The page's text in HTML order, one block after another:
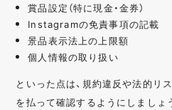
賞品設定（特に現金・金券）
Instagramの免責事項の記載
景品表示法上の上限額
個人情報の取り扱い
といった点は、規約違反や法的リ
を払って確認するようにしましょ